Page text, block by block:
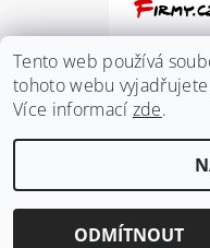
Vložením hodnocení
ochrany osobních
2026 ©
Tento web používá
tohoto webu
Více informací zde.
ODMÍTNOUT